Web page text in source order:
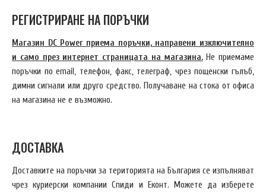
РЕГИСТРИРАНЕ НА ПОРЪЧКИ
Магазин DC Power приема поръчки, направени изключително
и само през интернет страницата на магазина.Не приемаме
поръчки по email, телефон, факс, телеграф, чрез пощенски гълъб,
димни сигнали или друго средство. Получаване на стока от офиса
на магазина не е възможно.
ДОСТАВКА
Доставките на поръчки за територията на България се изпълняват
чрез куриерски компании Спиди и Еконт. Можете да изберете